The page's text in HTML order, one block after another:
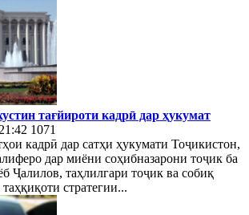
тағйироти кадрӣ дар ҳукумат
1071
кадрӣ дар сатҳи ҳукумати Тоҷикистон,
дар миёни соҳибназарони тоҷик ба
Ҷалилов, таҳлилгари тоҷик ва собиқ
стратегии...